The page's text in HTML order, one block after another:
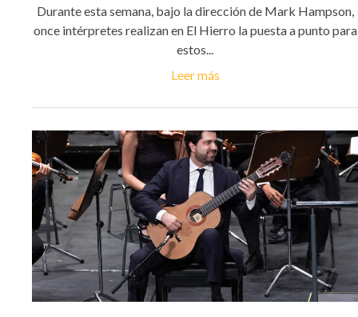
Durante esta semana, bajo la dirección de Mark Hampson,
once intérpretes realizan en El Hierro la puesta a punto para
estos...
Leer más